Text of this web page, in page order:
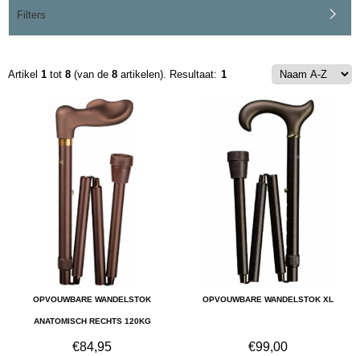
Filters
Artikel 1 tot 8 (van de 8 artikelen). Resultaat: 1
OPVOUWBARE WANDELSTOK
ANATOMISCH RECHTS 120KG
€84,95
OPVOUWBARE WANDELSTOK XL
€99,00